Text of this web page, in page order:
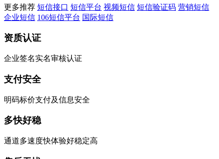
更多推荐 短信接口 短信平台 视频短信 短信验证码 营销短信
企业短信 106短信平台 国际短信
资质认证
企业签名实名审核认证
支付安全
明码标价支付及信息安全
多快好稳
通道多速度快体验好稳定高